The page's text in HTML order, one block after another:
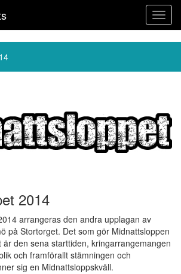
2014
arrangeras den andra upplagan av
på Stortorget. Det som gör Midnattsloppen
den sena starttiden, kringarrangemangen
och framförallt stämningen och
sig en Midnattsloppskväll.